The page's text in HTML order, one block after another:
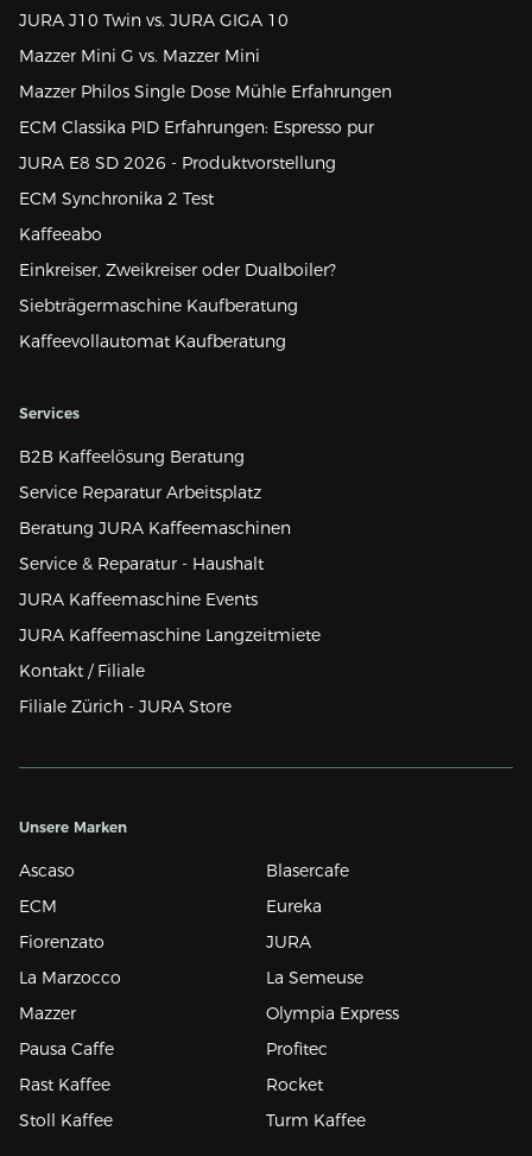
JURA J10 Twin vs. JURA GIGA 10
Mazzer Mini G vs. Mazzer Mini
Mazzer Philos Single Dose Mühle Erfahrungen
ECM Classika PID Erfahrungen: Espresso pur
JURA E8 SD 2026 - Produktvorstellung
ECM Synchronika 2 Test
Kaffeeabo
Einkreiser, Zweikreiser oder Dualboiler?
Siebträgermaschine Kaufberatung
Kaffeevollautomat Kaufberatung
Services
B2B Kaffeelösung Beratung
Service Reparatur Arbeitsplatz
Beratung JURA Kaffeemaschinen
Service & Reparatur - Haushalt
JURA Kaffeemaschine Events
JURA Kaffeemaschine Langzeitmiete
Kontakt / Filiale
Filiale Zürich - JURA Store
Unsere Marken
Ascaso
Blasercafe
ECM
Eureka
Fiorenzato
JURA
La Marzocco
La Semeuse
Mazzer
Olympia Express
Pausa Caffe
Profitec
Rast Kaffee
Rocket
Stoll Kaffee
Turm Kaffee